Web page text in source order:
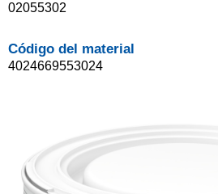
02055302
Código del material
4024669553024